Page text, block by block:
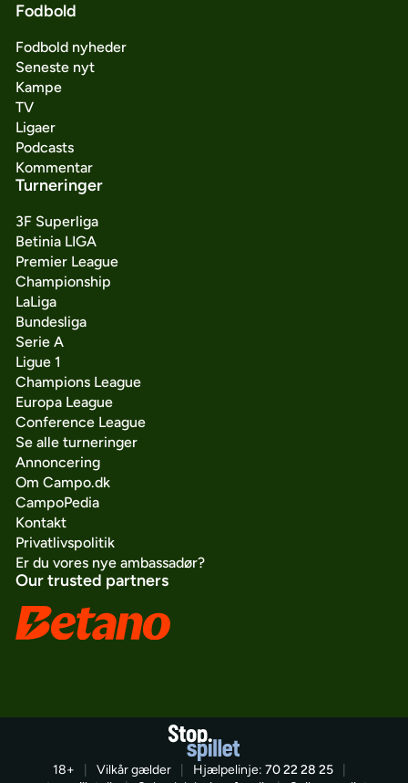
Fodbold
Fodbold nyheder
Seneste nyt
Kampe
TV
Ligaer
Podcasts
Kommentar
Turneringer
3F Superliga
Betinia LIGA
Premier League
Championship
LaLiga
Bundesliga
Serie A
Ligue 1
Champions League
Europa League
Conference League
Se alle turneringer
Annoncering
Om Campo.dk
CampoPedia
Kontakt
Privatlivspolitik
Er du vores nye ambassadør?
Our trusted partners
18+ Vilkår gælder Hjælpelinje: 70 22 28 25